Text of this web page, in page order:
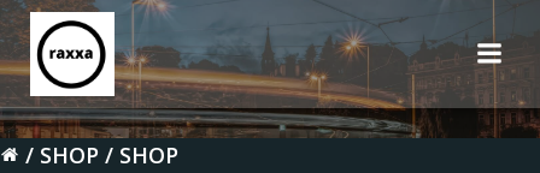
Inhalt
springen
SHOP
SHOP